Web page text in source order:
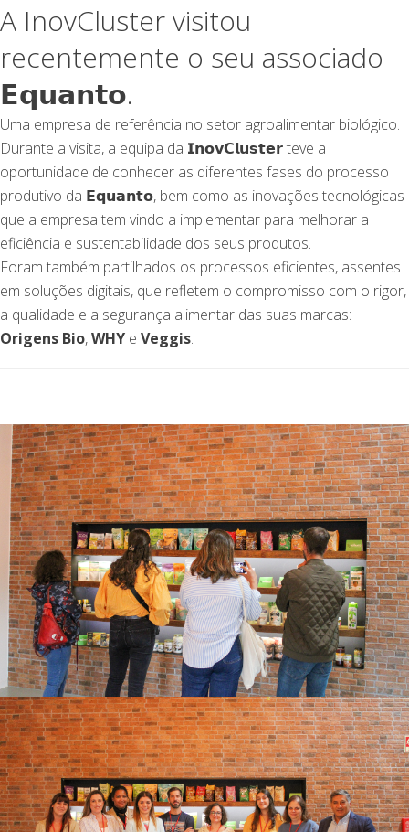
A InovClustervisitou
recentemente o seu associado
𝗘𝗾𝘂𝗮𝗻𝘁𝗼.
Uma empresa de referência no setor agroalimentar biológico.
Durante a visita, a equipa da 𝗜𝗻𝗼𝘃𝗖𝗹𝘂𝘀𝘁𝗲𝗿 teve a
oportunidade de conhecer as diferentes fases do processo
produtivo da 𝗘𝗾𝘂𝗮𝗻𝘁𝗼, bem como as inovações tecnológicas
que a empresa tem vindo a implementar para melhorar a
eficiência e sustentabilidade dos seus produtos.
Foram também partilhados os processos eficientes, assentes
em soluções digitais, que refletem o compromisso com o rigor,
a qualidade e a segurança alimentar das suas marcas:
Origens Bio,WHY e Veggis.